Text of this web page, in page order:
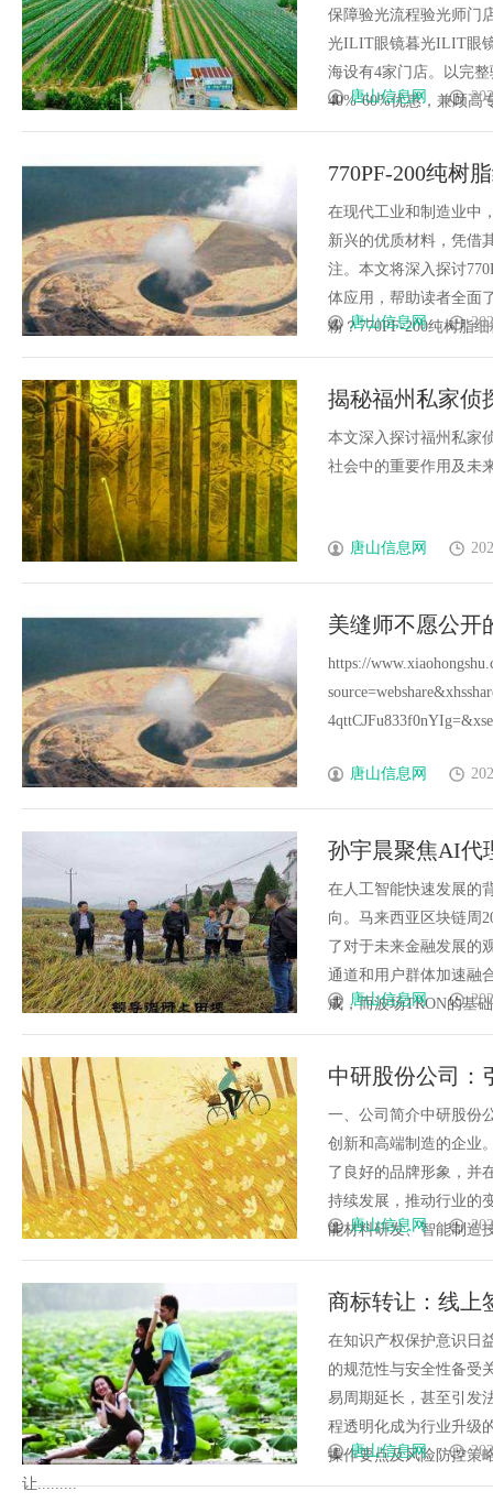
保障验光流程验光师门
光ILIT眼镜暮光ILIT眼
海设有4家门店。以完
40%-60%优惠，兼顾高
唐山信息网
770PF-200纯树
在现代工业和制造业中
新兴的优质材料，凭借
注。本文将深入探讨
体应用，帮助读者全面
粉？770PF-200纯树脂
唐山信息网
揭秘福州私家侦
本文深入探讨福州私家
社会中的重要作用及未
唐山信息网
美缝师不愿公开
https://
唐山信息网
孙宇晨聚焦AI代
金融网络走向
在人工智能快速发展的
向。马来西亚区块链周
了对于未来金融发展的
通道和用户群体加速融
成，而波场TRON的基
唐山信息网
中研股份公司：
一、公司简介中研股份
创新和高端制造的企业
了良好的品牌形象，并
持续发展，推动行业的
能材料研发、智能制造
唐山信息网
商标转让：线上
在知识产权保护意识日
的规范性与安全性备受
易周期延长，甚至引发
程透明化成为行业升级
操作要点及风险防控策
让.........
唐山信息网